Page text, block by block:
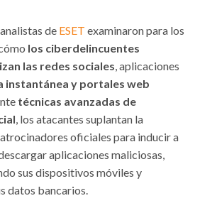
de ESET examinaron para los
los ciberdelincuentes
las redes sociales, aplicaciones
instantánea y portales web
técnicas avanzadas de
, los atacantes suplantan la
oficiales para inducir a
aplicaciones maliciosas,
sus dispositivos móviles y
datos bancarios.